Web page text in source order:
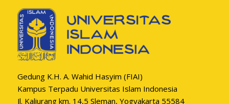
Gedung K.H. A. Wahid Hasyim (FIAI)
Kampus Terpadu Universitas Islam Indonesia
Jl. Kaliurang km. 14,5 Sleman, Yogyakarta 55584